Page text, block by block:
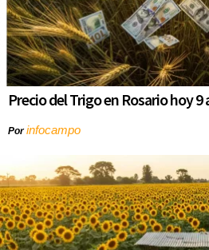
Precio del Trigo en Rosario hoy 9
Porinfocampo